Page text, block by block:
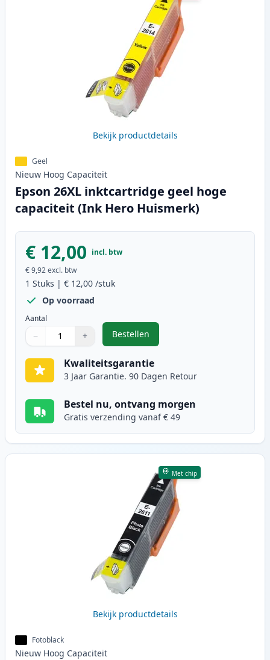
Bekijk productdetails
Geel
Nieuw Hoog Capaciteit
Epson 26XL inktcartridge geel hoge
capaciteit (Ink Hero Huismerk)
€ 12,00 incl. btw
€ 9,92excl. btw
1 Stuks | € 12,00 /stuk
Op voorraad
Aantal
Gebruik de knoppen om aan te passen
− +
1
Bestellen
,Epson 26XL inktcartridge geel
Kwaliteitsgarantie
3 Jaar Garantie. 90 Dagen Retour
Bestel nu, ontvang morgen
Gratis verzending vanaf € 49
Met chip
Bekijk productdetails
Fotoblack
Nieuw Hoog Capaciteit